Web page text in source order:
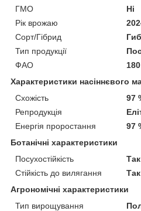
ГМО
Ні
Рік врожаю
Сорт/Гібрид
Тип продукції
ФАО
180
Характеристики насіннєвого
Схожість
97
Репродукція
Енергія проростання
97
Ботанічні характеристики
Посухостійкість
Так
Стійкість до вилягання
Так
Агрономічні характеристики
Тип вирощування